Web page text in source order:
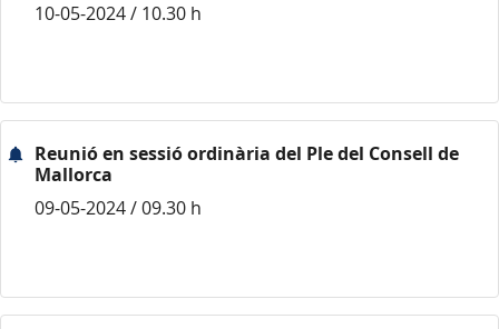
10-05-2024 / 10.30 h
Reunió en sessió ordinària del Ple del Consell de
Mallorca
09-05-2024 / 09.30 h